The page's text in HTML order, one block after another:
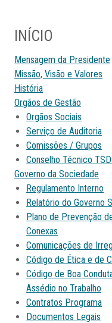
INÍCIO
Mensagem da Presidente
Missão, Visão e Valores
História
Orgãos de Gestão
Orgãos Sociais
Serviço de Auditoria
Comissões / Grupos
Conselho Técnico
Governo da Sociedade
Regulamento Interno
Relatório do Governo
Plano de Prevenção
Conexas
Comunicações de
Código de Ética e de
Código de Boa
Assédio no Trabalho
Contratos Programa
Documentos Legais